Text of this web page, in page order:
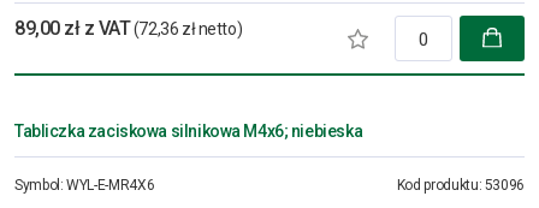
89,00 zł z VAT(72,36 zł netto)
Tabliczka zaciskowa silnikowa M4x6; niebieska
Symbol:WYL-E-MR4X6 Kod produktu: 53096